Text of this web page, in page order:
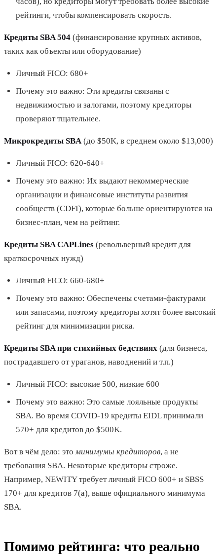
рейтинги, чтобы компенсировать скорость.
Кредиты SBA 504 (финансирование крупных активов,
таких как объекты или оборудование)
Личный FICO: 680+
Почему это важно: Эти кредиты связаны с
недвижимостью и залогами, поэтому кредиторы
проверяют тщательнее.
Микрокредиты SBA (до $50K, в среднем около $13,000)
Личный FICO: 620-640+
Почему это важно: Их выдают некоммерческие
организации и финансовые институты развития
сообществ (CDFI), которые больше ориентируются на
бизнес-план, чем на рейтинг.
Кредиты SBA CAPLines (револьверный кредит для
краткосрочных нужд)
Личный FICO: 660-680+
Почему это важно: Обеспечены счетами-фактурами
или запасами, поэтому кредиторы хотят более высокий
рейтинг для минимизации риска.
Кредиты SBA при стихийных бедствиях (для бизнеса,
пострадавшего от ураганов, наводнений и т.п.)
Личный FICO: высокие 500, низкие 600
Почему это важно: Это самые лояльные продукты
SBA. Во время COVID-19 кредиты EIDL принимали
570+ для кредитов до $500K.
Вот в чём дело: этоминимумы кредиторов, а не
требования SBA. Некоторые кредиторы строже.
Например, NEWITY требует личный FICO 600+ и SBSS
170+ для кредитов 7(a), выше официального минимума
SBA.
Помимо рейтинга: что реально